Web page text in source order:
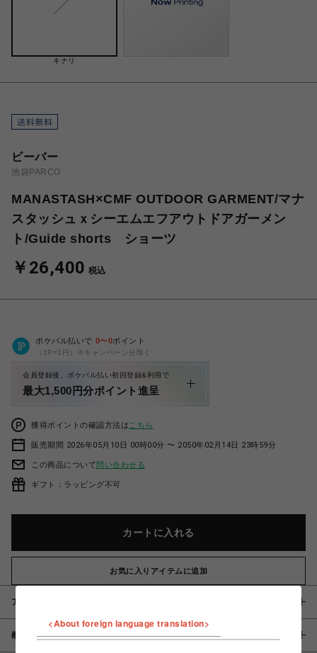
キナリ
ビーバー
池袋PARCO
MANASTASH×CMF OUTDOOR GARMENT/マナ
スタッシュｘシーエムエフアウトドアガーメン
ト/Guide shorts ショーツ
￥26,400 税込
ポケパル払いで 0〜0ポイント
（1P=1円）※キャンペーン分除く
会員登録後、ポケパル払い初回登録&利用で
最大1,500円分ポイント進呈
獲得ポイントの確認方法は こちら
販売期間 2026年05月10日 00時00分 〜 2050年02月14日 23時59分
この商品について問い合わせる
ギフト：ラッピング不可
カートに入れる
お気に入りアイテムに追加
アイテム説明 / 素材
概要
<About foreign language translation>